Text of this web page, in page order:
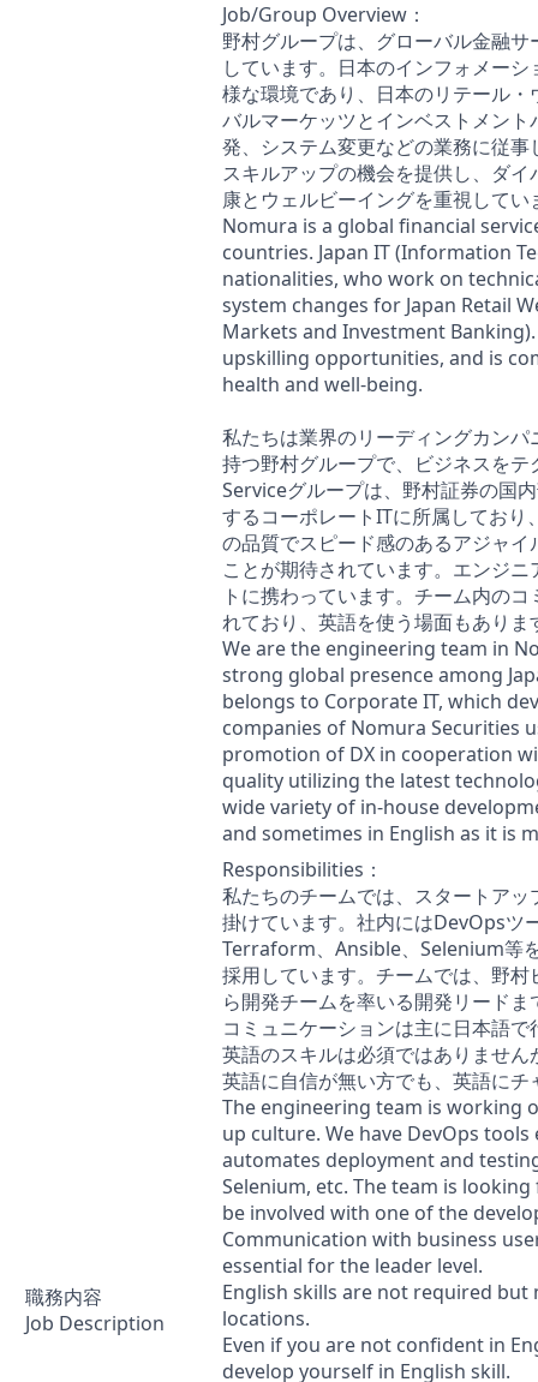
職務内容
Job Description
Job/Group Overview：
野村グループは、グローバル金融
しています。日本のインフォメー
様な環境であり、日本のリテール
バルマーケッツとインベストメン
発、システム変更などの業務に従
スキルアップの機会を提供し、ダ
康とウェルビーイングを重視してい
Nomura is a global financial
countries. Japan IT (Information
nationalities, who work on
system changes for Japan Retail
Markets and Investment
upskilling opportunities, and is
health and well-being.
私たちは業界のリーディングカン
持つ野村グループで、ビジネスを
Serviceグループは、野村証券の国
するコーポレートITに所属してお
の品質でスピード感のあるアジャ
ことが期待されています。エンジ
トに携わっています。チーム内の
れており、英語を使う場面もありま
We are the engineering team in
strong global presence among
belongs to Corporate IT, which
companies of Nomura Securities
promotion of DX in cooperation
quality utilizing the latest
wide variety of in-house
and sometimes in English as it is
Responsibilities：
私たちのチームでは、スタートア
掛けています。社内にはDevOpsツ
Terraform、Ansible、Selenium等
採用しています。チームでは、野
ら開発チームを率いる開発リード
コミュニケーションは主に日本語
英語のスキルは必須ではありませ
英語に自信が無い方でも、英語に
The engineering team is working
up culture. We have DevOps
automates deployment and
Selenium, etc. The team is
be involved with one of the
Communication with business
essential for the leader level.
English skills are not required
locations.
Even if you are not confident in
develop yourself in English skill.